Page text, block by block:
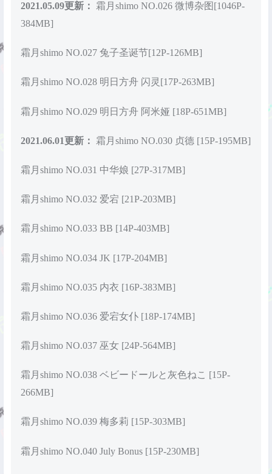
2021.05.09更新：
霜月shimo NO.026 微博杂图[1046P-
384MB]
霜月shimo NO.027 兔子圣诞节[12P-126MB]
霜月shimo NO.028 明日方舟 闪灵[17P-263MB]
霜月shimo NO.029 明日方舟 阿米娅 [18P-651MB]
2021.06.01更新： 霜月shimo NO.030 贞德 [15P-195MB]
霜月shimo NO.031 中华娘 [27P-317MB]
霜月shimo NO.032 爱宕 [21P-203MB]
霜月shimo NO.033 BB [14P-403MB]
霜月shimo NO.034 JK [17P-204MB]
霜月shimo NO.035 内衣 [16P-383MB]
霜月shimo NO.036 爱宕女仆 [18P-174MB]
霜月shimo NO.037 巫女 [24P-564MB]
霜月shimo NO.038 ベビードールと灰色ねこ [15P-
266MB]
霜月shimo NO.039 梅多莉 [15P-303MB]
霜月shimo NO.040 July Bonus [15P-230MB]